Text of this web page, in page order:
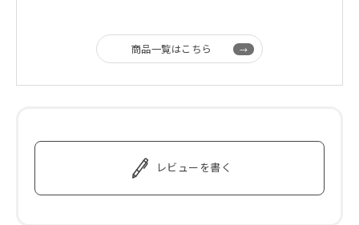
商品一覧はこちら
レビューを書く